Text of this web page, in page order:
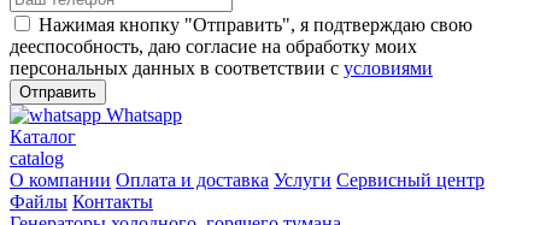
Нажимая кнопку "Отправить", я подтверждаю свою
дееспособность, даю согласие на обработку моих
персональных данных в соответствии с условиями
Whatsapp
Каталог
catalog
О компании Оплата и доставка Услуги Сервисный центр
Файлы Контакты